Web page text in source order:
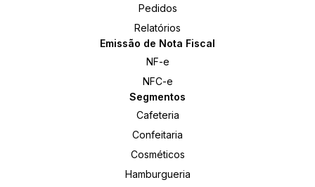
Pedidos
Relatórios
Emissão de Nota Fiscal
NF-e
NFC-e
Segmentos
Cafeteria
Confeitaria
Cosméticos
Hamburgueria